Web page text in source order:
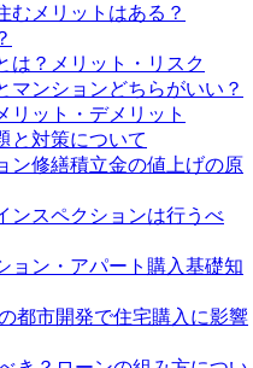
むメリットはある？
は？メリット・リスク
マンションどちらがいい？
リット・デメリット
と対策について
ン修繕積立金の値上げの原
ンスペクションは行うべ
ョン・アパート購入基礎知
都市開発で住宅購入に影響